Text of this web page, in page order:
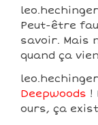
Peut-être
savoir. Mais
quand ça
Deepwoods !
ours, ça